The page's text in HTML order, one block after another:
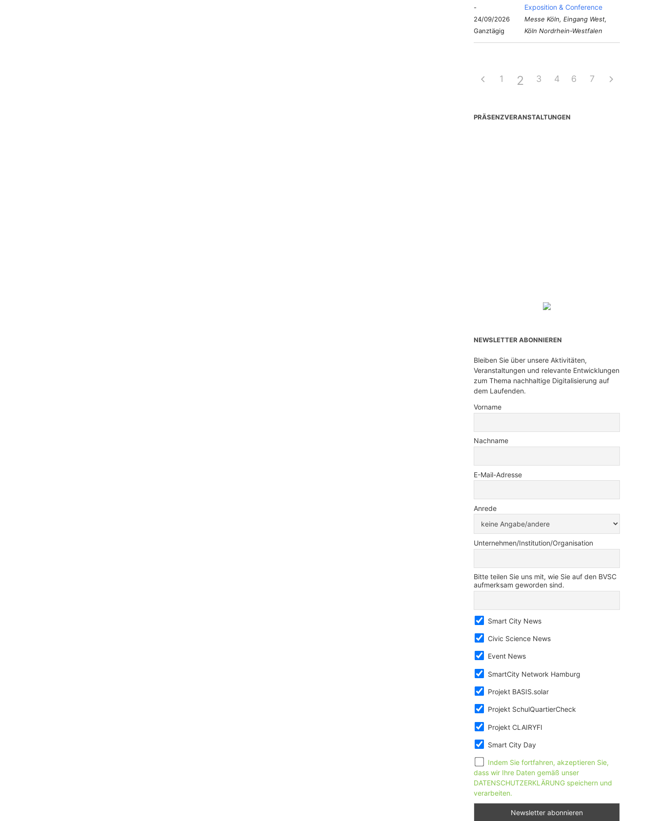
-
24/09/2026
Ganztägig
Exposition & Conference
Messe Köln, Eingang West,
Köln Nordrhein-Westfalen
1 2 3 4 5
6 7
PRÄSENZVERANSTALTUNGEN
NEWSLETTER ABONNIEREN
Bleiben Sie über unsere Aktivitäten,
Veranstaltungen und relevante Entwicklungen
zum Thema nachhaltige Digitalisierung auf
dem Laufenden.
Vorname
Nachname
E-Mail-Adresse
Anrede
Unternehmen/Institution/Organisation
Bitte teilen Sie uns mit, wie Sie auf den BVSC
aufmerksam geworden sind.
Smart City News
Civic Science News
Event News
SmartCity Network Hamburg
Projekt BASIS.solar
Projekt SchulQuartierCheck
Projekt CLAIRYFI
Smart City Day
Indem Sie fortfahren, akzeptieren Sie,
dass wir Ihre Daten gemäß unser
DATENSCHUTZERKLÄRUNG speichern und
verarbeiten.